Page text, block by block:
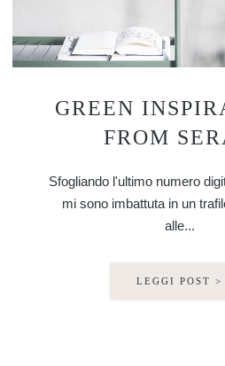
GREEN
FROM
Sfogliando l'ultimo numero
mi sono imbattuta in un
alle...
LEGGI POST >